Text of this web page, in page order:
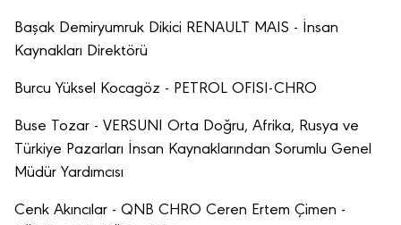
Başak Demiryumruk Dikici RENAULT MAIS - İnsan
Kaynakları Direktörü
Burcu Yüksel Kocagöz - PETROL OFISI-CHRO
Buse Tozar - VERSUNI Orta Doğru, Afrika, Rusya ve
Türkiye Pazarları İnsan Kaynaklarından Sorumlu Genel
Müdür Yardımcısı
Cenk Akıncılar - QNB CHRO Ceren Ertem Çimen -